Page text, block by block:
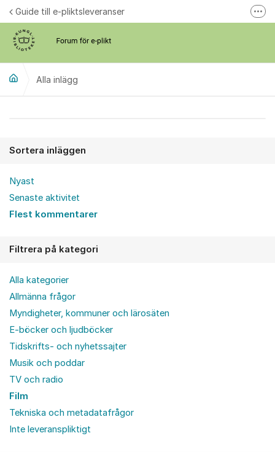
Hoppa till innehåll
Guide till e-pliktsleveranser
Alla inlägg
Sortera inläggen
Nyast
Senaste aktivitet
Flest kommentarer
Filtrera på kategori
Alla kategorier
Allmänna frågor
Myndigheter, kommuner och lärosäten
E-böcker och ljudböcker
Tidskrifts- och nyhetssajter
Musik och poddar
TV och radio
Film
Tekniska och metadatafrågor
Inte leveranspliktigt